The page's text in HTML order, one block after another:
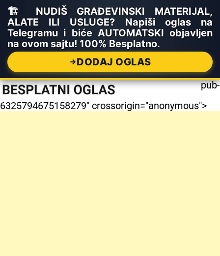
🏗️ NUDIŠ GRAĐEVINSKI MATERIJAL,
ALATE ILI USLUGE? Napiši oglas na
Telegramu i biće AUTOMATSKI objavljen
na ovom sajtu! 100% Besplatno.
DODAJ OGLAS
pub-
6325794675158279" crossorigin="anonymous">